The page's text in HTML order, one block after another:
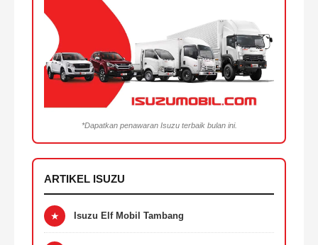
*Dapatkan penawaran Isuzu terbaik bulan ini.
ARTIKEL ISUZU
★ Isuzu Elf Mobil Tambang